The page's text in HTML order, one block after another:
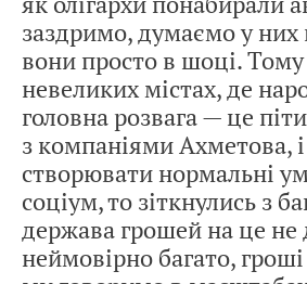
заздримо, думаємо у них
вони просто в шоці.
невеликих містах, де
головна розвага — це
з компаніями Ахметова,
створювати нормальні
соціум, то зіткнулись з
держава грошей на це не
неймовірно багато,